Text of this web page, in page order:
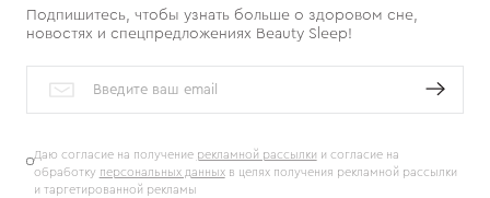
Подпишитесь, чтобы узнать больше о здоровом сне,
новостях и спецпредложениях Beauty Sleep!
Даю согласие на получение рекламной рассылки и согласие на
обработку персональных данныхв целях получения рекламной рассылки
и таргетированной рекламы